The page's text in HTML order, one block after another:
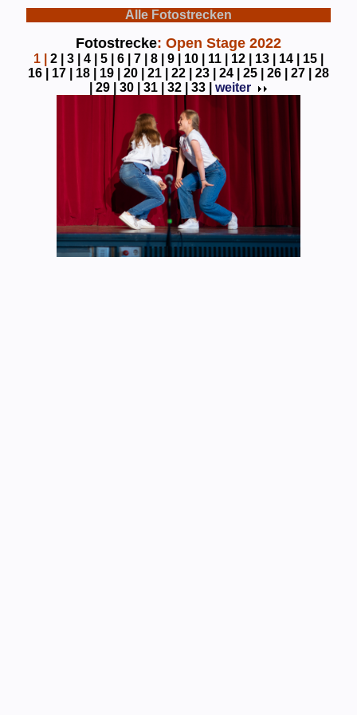
Alle Fotostrecken
Fotostrecke: Open Stage 2022
1 2 | 3 | 4 | 5 | 6 | 7 | 8 | 9 | 10 | 11 | 12 | 13 | 14 |
15 |
16 |
17 | 18 | 19 | 20 | 21 | 22 | 23 | 24 | 25 | 26 | 27 |
28
29 | 30 | 31 | 32 | 33 | weiter